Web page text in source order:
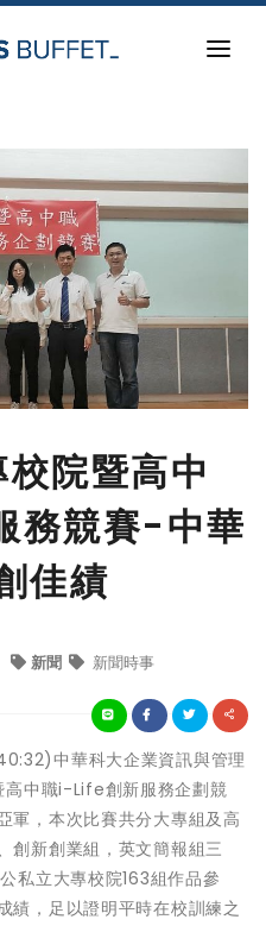
院暨高中
務競賽-中華
佳績
新聞 新聞時事
中華科大企業資訊與管理
中職i-Life創新服務企劃競
軍，本次比賽共分大專組及高
創新創業組，英文簡報組三
私立大專校院163組作品參
績，足以證明平時在校訓練之